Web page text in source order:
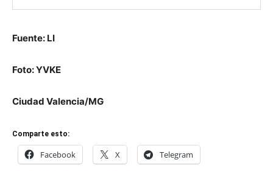
Fuente: LI
Foto: YVKE
Ciudad Valencia/MG
Comparte esto:
Facebook X Telegram